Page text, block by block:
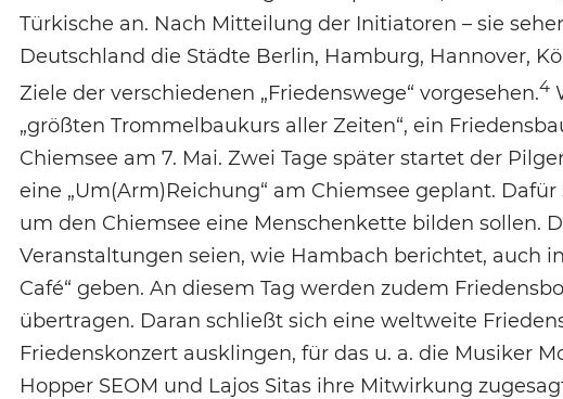
Türkische an. Nach Mitteilung der Initiatoren – sie
Deutschland die Städte Berlin, Hamburg, Hannover,
Ziele der verschiedenen „Friedenswege“ vorgesehen.4
„größten Trommelbaukurs aller Zeiten“, ein
Chiemsee am 7. Mai. Zwei Tage später startet der
eine „Um(Arm)Reichung“ am Chiemsee geplant.
um den Chiemsee eine Menschenkette bilden sollen.
Veranstaltungen seien, wie Hambach berichtet, auch
Café“ geben. An diesem Tag werden zudem
übertragen. Daran schließt sich eine weltweite
Friedenskonzert ausklingen, für das u. a. die Musiker
Hopper SEOM und Lajos Sitas ihre Mitwirkung